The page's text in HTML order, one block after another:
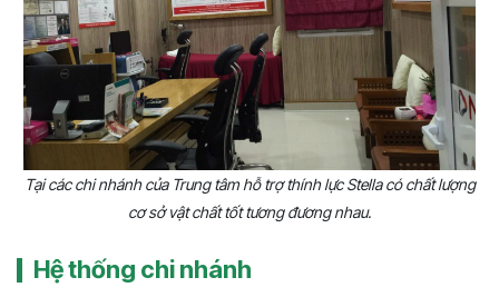
Tại các chi nhánh của Trung tâm hỗ trợ thính lực Stella có chất lượng
cơ sở vật chất tốt tương đương nhau.
Hệ thống chi nhánh